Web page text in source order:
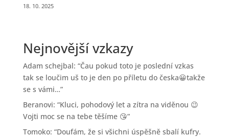
18. 10. 2025
Nejnovější vzkazy
Adam schejbal: “Čau pokud toto je poslední vzkas
tak se loučim uš to je den po příletu do česka😀takže
se s vámi…”
Beranovi: “Kluci, pohodový let a zítra na viděnou 😉
Vojti moc se na tebe těšíme 😘”
Tomoko: “Doufám, že si všichni úspěšně sbalí kufry.